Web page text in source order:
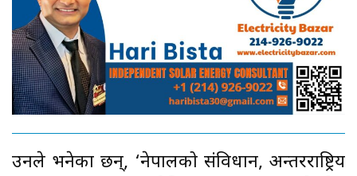
उनले भनेका छन्, ‘नेपालको संविधान, अन्तरराष्ट्रिय